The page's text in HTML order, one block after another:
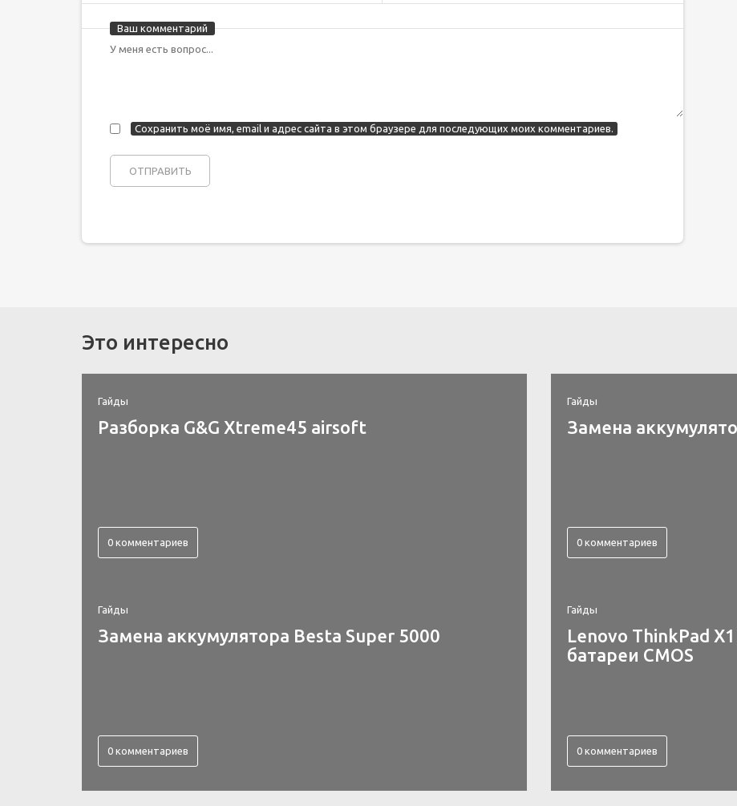
Ваш комментарий
Сохранить моё имя, email и адрес сайта в этом браузере для последующих моих комментариев.
Это интересно
Гайды
Разборка G&G Xtreme45 airsoft
0 комментариев
Гайды
Замена
0 комментариев
Гайды
Замена аккумулятора Besta Super 5000
0 комментариев
Гайды
Lenovo ThinkPad
батареи CMOS
0 комментариев